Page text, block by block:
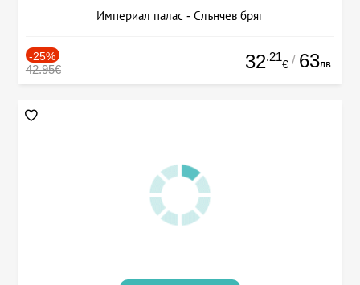
Империал палас - Слънчев бряг
-25%
42.95€ 32.21
€ / 63лв.